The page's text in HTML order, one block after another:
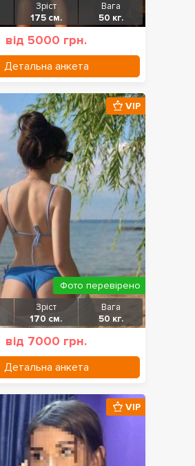
Зріст
175 см.
Вага
50 кг.
від 5000 грн.
Детальна анкета
Зріст
170 см.
Вага
50 кг.
від 7000 грн.
Детальна анкета
VIP
Фото перевірено
VIP